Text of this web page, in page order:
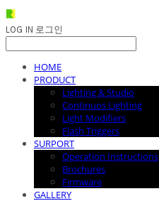
LOG IN 로그인
HOME
PRODUCT
Lighting & Studio
Continuos Lighting
Light Modifiers
Flash Triggers
SURPORT
Operation Instructions
Brochures
Firmware
GALLERY